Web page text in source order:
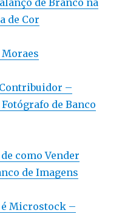
de Branco na
de Cor
–
de Banco
como Vender
de Imagens
é Microstock –